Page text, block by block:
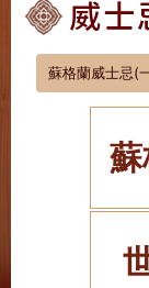
蘇格蘭威士忌(